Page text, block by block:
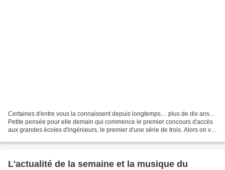
Certaines d'entre vous la connaissent depuis longtemps… plus de dix ans…
Petite pensée pour elle demain qui commence le premier concours d'accès
aux grandes écoles d'ingénieurs, le premier d'une série de trois. Alors on va
L'actualité de la semaine et la musique du